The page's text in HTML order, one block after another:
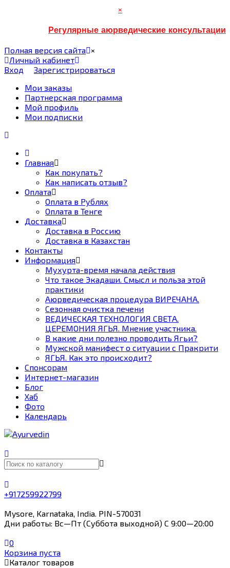
×
Регулярные аюрведические консультации
Полная версия сайта ×
Личный кабинет
Вход
Зарегистрироваться
Мои заказы
Партнерская программа
Мой профиль
Мои подписки
Главная
Как покупать?
Как написать отзыв?
Оплата
Оплата в Рублях
Оплата в Тенге
Доставка
Доставка в Россию
Доставка в Казахстан
Контакты
Информация
Мухурта-время начала действия
Что такое Экадаши. Смысл и польза этой
практики
Аюрведическая процедура ВИРЕЧАНА.
Сезонная очистка печени
ВЕДИЧЕСКАЯ ТЕХНОЛОГИЯ СВЕТА.
ЦЕРЕМОНИЯ ЯГЬЯ. Мнение участника.
В какие дни полезно проводить Ягьи?
Мужской манифест о ситуации с Пракрити
ЯГЬЯ. Как это происходит?
Спонсорам
Интернет-магазин
Блог
Хаб
Фото
Календарь
+917259922799
Mysore, Karnataka, India. PIN-570031
Дни работы: Вс—Пт (Суббота выходной) С 9:00—20:00
0
Корзина пуста
Каталог товаров